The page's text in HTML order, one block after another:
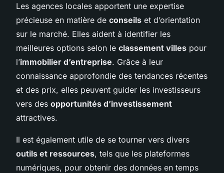
Les agences locales apportent une expertise
précieuse en matière de conseils et d’orientation
sur le marché. Elles aident à identifier les
meilleures options selon le classement villes pour
l’immobilier d’entreprise. Grâce à leur
connaissance approfondie des tendances récentes
et des prix, elles peuvent guider les investisseurs
vers des opportunités d’investissement
attractives.
Il est également utile de se tourner vers divers
outils et ressources, tels que les plateformes
numériques, pour obtenir des données en temps